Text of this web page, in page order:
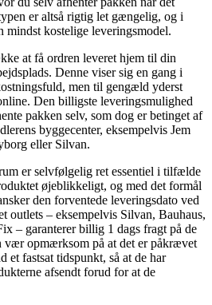
er altså rigtig let gængelig, og i
mindst kostelige leveringsmodel.
at få ordren leveret hjem til din
Denne viser sig en gang i
men til gengæld yderst
Den billigste leveringsmulighed
pakken selv, som dog er betinget af
byggecenter, eksempelvis Jem
eller Silvan.
er selvfølgelig ret essentiel i tilfælde
øjeblikkeligt, og med det formål
den forventede leveringsdato ved
outlets – eksempelvis Silvan, Bauhaus,
– garanterer billig 1 dags fragt på de
vær opmærksom på at det er påkrævet
et fastsat tidspunkt, så at de har
afsendt forud for at de